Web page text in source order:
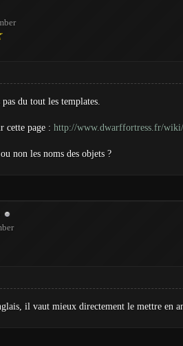
du tout les templates.
cette page : http://www.dwarffortress.fr/
non les noms des objets ?
il vaut mieux directement le mettre en